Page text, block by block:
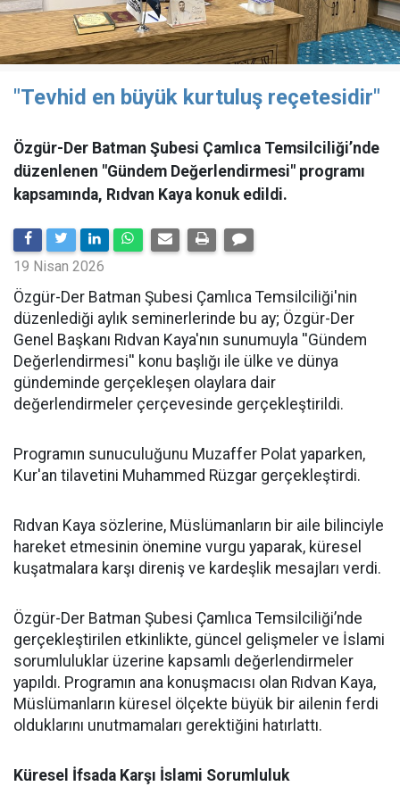
"Tevhid en büyük kurtuluş reçetesidir"
Özgür-Der Batman Şubesi Çamlıca Temsilciliği’nde
düzenlenen "Gündem Değerlendirmesi" programı
kapsamında, Rıdvan Kaya konuk edildi.
19 Nisan 2026
​Özgür-Der Batman Şubesi Çamlıca Temsilciliği'nin
düzenlediği aylık seminerlerinde bu ay; Özgür-Der
Genel Başkanı Rıdvan Kaya'nın sunumuyla ''Gündem
Değerlendirmesi'' konu başlığı ile ülke ve dünya
gündeminde gerçekleşen olaylara dair
değerlendirmeler çerçevesinde gerçekleştirildi.
Programın sunuculuğunu Muzaffer Polat yaparken,
Kur'an tilavetini Muhammed Rüzgar gerçekleştirdi.
Rıdvan Kaya sözlerine, Müslümanların bir aile bilinciyle
hareket etmesinin önemine vurgu yaparak, küresel
kuşatmalara karşı direniş ve kardeşlik mesajları verdi.
Özgür-Der Batman Şubesi Çamlıca Temsilciliği’nde
gerçekleştirilen etkinlikte, güncel gelişmeler ve İslami
sorumluluklar üzerine kapsamlı değerlendirmeler
yapıldı. Programın ana konuşmacısı olan Rıdvan Kaya,
Müslümanların küresel ölçekte büyük bir ailenin ferdi
olduklarını unutmamaları gerektiğini hatırlattı.
Küresel İfsada Karşı İslami Sorumluluk